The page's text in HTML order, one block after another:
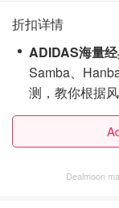
折扣详情
ADIDAS海量
Samba、
测，教你根据
Dealmoon